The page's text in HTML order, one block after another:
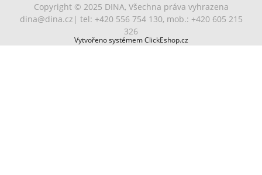
Copyright © 2025 DINA, Všechna práva vyhrazena
dina@dina.cz | tel: +420 556 754 130, mob.: +420 605 215
326
Vytvořeno systémem ClickEshop.cz